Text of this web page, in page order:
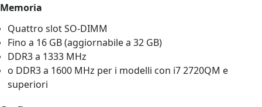
Memoria
Quattro slot SO-DIMM
Fino a 16 GB (aggiornabile a 32 GB)
DDR3 a 1333 MHz
o DDR3 a 1600 MHz per i modelli con i7 2720QM e
superiori